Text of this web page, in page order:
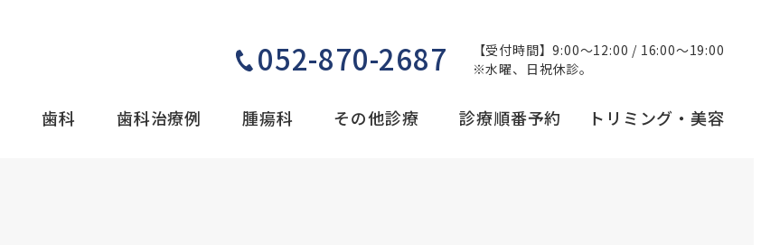
052-870-2687
【受付時間】9:00～12:00 / 16:00～19:00
※水曜、日祝休診。
歯科 歯科治療例 腫瘍科 その他診療 診療順番予約 トリミング・美容